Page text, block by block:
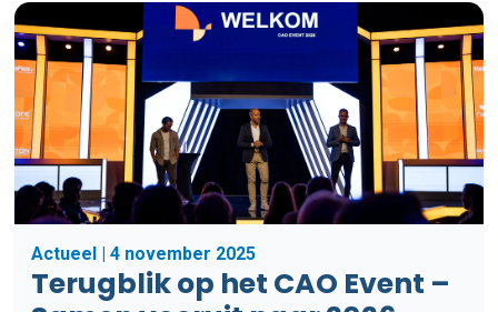
Actueel | 4 november 2025
Terugblik op het CAO Event –